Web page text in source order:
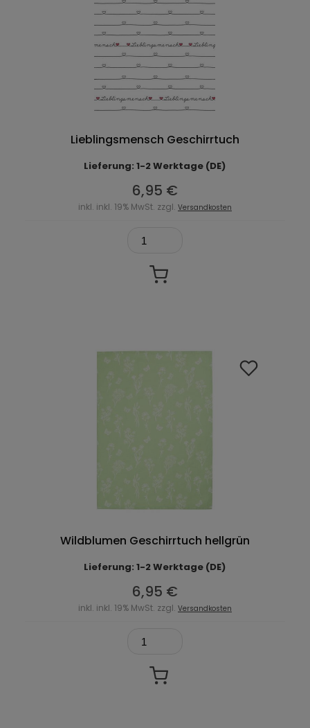
Lieblingsmensch Geschirrtuch
Lieferung: 1-2 Werktage (DE)
6,95 €
inkl. inkl. 19% MwSt. zzgl. Versandkosten
Wildblumen Geschirrtuch hellgrün
Lieferung: 1-2 Werktage (DE)
6,95 €
inkl. inkl. 19% MwSt. zzgl. Versandkosten